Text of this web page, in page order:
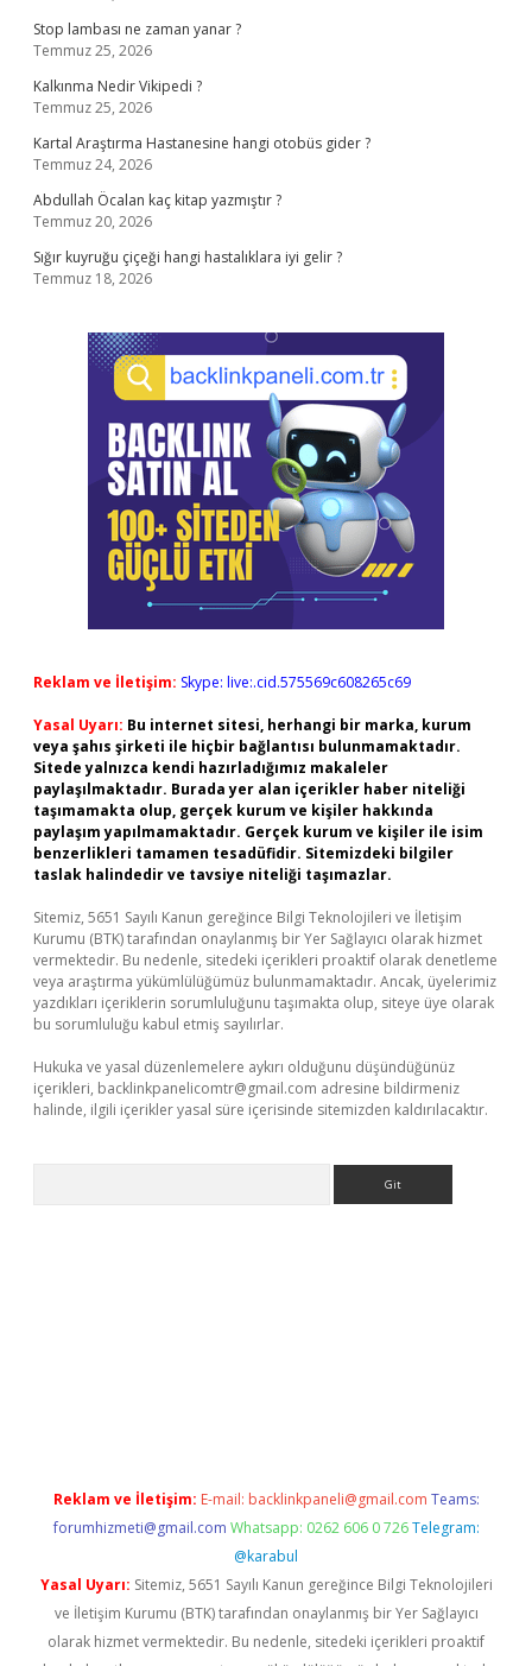
Stop lambası ne zaman yanar ?
Temmuz 25, 2026
Kalkınma Nedir Vikipedi ?
Temmuz 25, 2026
Kartal Araştırma Hastanesine hangi otobüs gider ?
Temmuz 24, 2026
Abdullah Öcalan kaç kitap yazmıştır ?
Temmuz 20, 2026
Sığır kuyruğu çiçeği hangi hastalıklara iyi gelir ?
Temmuz 18, 2026
Reklam ve İletişim: Skype: live:.cid.575569c608265c69
Yasal Uyarı: Bu internet sitesi, herhangi bir marka, kurum
veya şahıs şirketi ile hiçbir bağlantısı bulunmamaktadır.
Sitede yalnızca kendi hazırladığımız makaleler
paylaşılmaktadır. Burada yer alan içerikler haber niteliği
taşımamakta olup, gerçek kurum ve kişiler hakkında
paylaşım yapılmamaktadır. Gerçek kurum ve kişiler ile isim
benzerlikleri tamamen tesadüfidir. Sitemizdeki bilgiler
taslak halindedir ve tavsiye niteliği taşımazlar.
Sitemiz, 5651 Sayılı Kanun gereğince Bilgi Teknolojileri ve İletişim
Kurumu (BTK) tarafından onaylanmış bir Yer Sağlayıcı olarak hizmet
vermektedir. Bu nedenle, sitedeki içerikleri proaktif olarak denetleme
veya araştırma yükümlülüğümüz bulunmamaktadır. Ancak, üyelerimiz
yazdıkları içeriklerin sorumluluğunu taşımakta olup, siteye üye olarak
bu sorumluluğu kabul etmiş sayılırlar.
Hukuka ve yasal düzenlemelere aykırı olduğunu düşündüğünüz
içerikleri, backlinkpanelicomtr@gmail.com adresine bildirmeniz
halinde, ilgili içerikler yasal süre içerisinde sitemizden kaldırılacaktır.
Reklam ve İletişim: E-mail: backlinkpaneli@gmail.com Teams:
forumhizmeti@gmail.com Whatsapp: 0262 606 0 726 Telegram:
@karabul
Yasal Uyarı: Sitemiz, 5651 Sayılı Kanun gereğince Bilgi Teknolojileri
ve İletişim Kurumu (BTK) tarafından onaylanmış bir Yer Sağlayıcı
olarak hizmet vermektedir. Bu nedenle, sitedeki içerikleri proaktif